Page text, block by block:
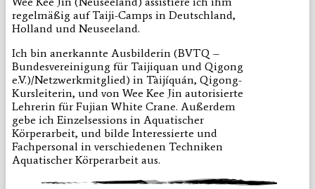
regelmäßig auf Taiji-Camps in Deutschland,
Holland und Neuseeland.
Ich bin anerkannte Ausbilderin (BVTQ –
Bundesvereinigung für Taijiquan und Qigong
e.V.)/Netzwerkmitglied) in Tàijíquán, Qigong-
Kursleiterin, und von Wee Kee Jin autorisierte
Lehrerin für Fujian White Crane. Außerdem
gebe ich Einzelsessions in Aquatischer
Körperarbeit, und bilde Interessierte und
Fachpersonal in verschiedenen Techniken
Aquatischer Körperarbeit aus.